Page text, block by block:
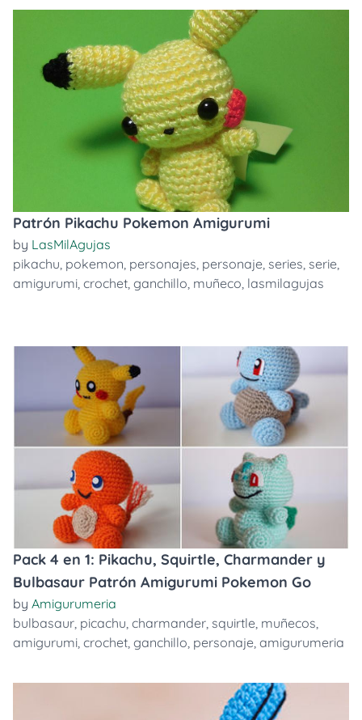
Patrón Pikachu Pokemon Amigurumi
by LasMilAgujas
pikachu, pokemon, personajes, personaje, series, serie,
amigurumi, crochet, ganchillo, muñeco, lasmilagujas
Pack 4 en 1: Pikachu, Squirtle, Charmander y
Bulbasaur Patrón Amigurumi Pokemon Go
by Amigurumeria
bulbasaur, picachu, charmander, squirtle, muñecos,
amigurumi, crochet, ganchillo, personaje, amigurumeria